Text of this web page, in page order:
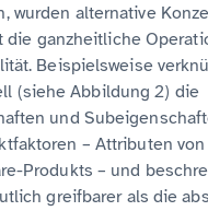
wurden alternative
die ganzheitliche
Beispielsweise
(siehe Abbildung 2) die
und
– Attributen
Produkts – und
greifbarer als die